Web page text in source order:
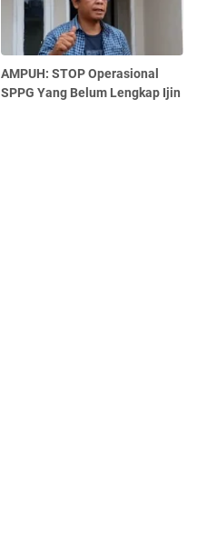
AMPUH: STOP Operasional
SPPG Yang Belum Lengkap Ijin